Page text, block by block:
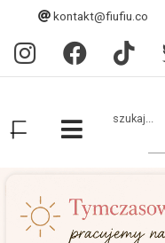
kontakt@fiufiu.co
szukaj...